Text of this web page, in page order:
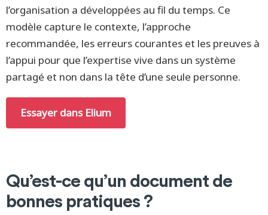
l’organisation a développées au fil du temps. Ce
modèle capture le contexte, l’approche
recommandée, les erreurs courantes et les preuves à
l’appui pour que l’expertise vive dans un système
partagé et non dans la tête d’une seule personne.
Essayer dans Elium
Qu’est-ce qu’un document de
bonnes pratiques ?